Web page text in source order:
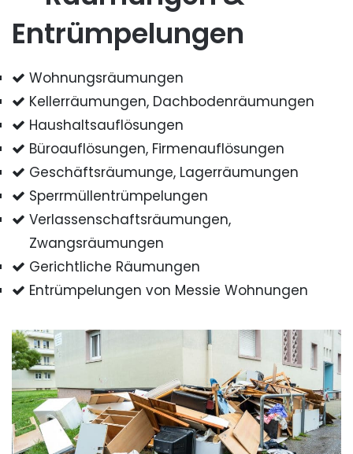
Entrümpelungen
Wohnungsräumungen
Kellerräumungen, Dachbodenräumungen
Haushaltsauflösungen
Büroauflösungen, Firmenauflösungen
Geschäftsräumunge, Lagerräumungen
Sperrmüllentrümpelungen
Verlassenschaftsräumungen,
Zwangsräumungen
Gerichtliche Räumungen
Entrümpelungen von Messie Wohnungen